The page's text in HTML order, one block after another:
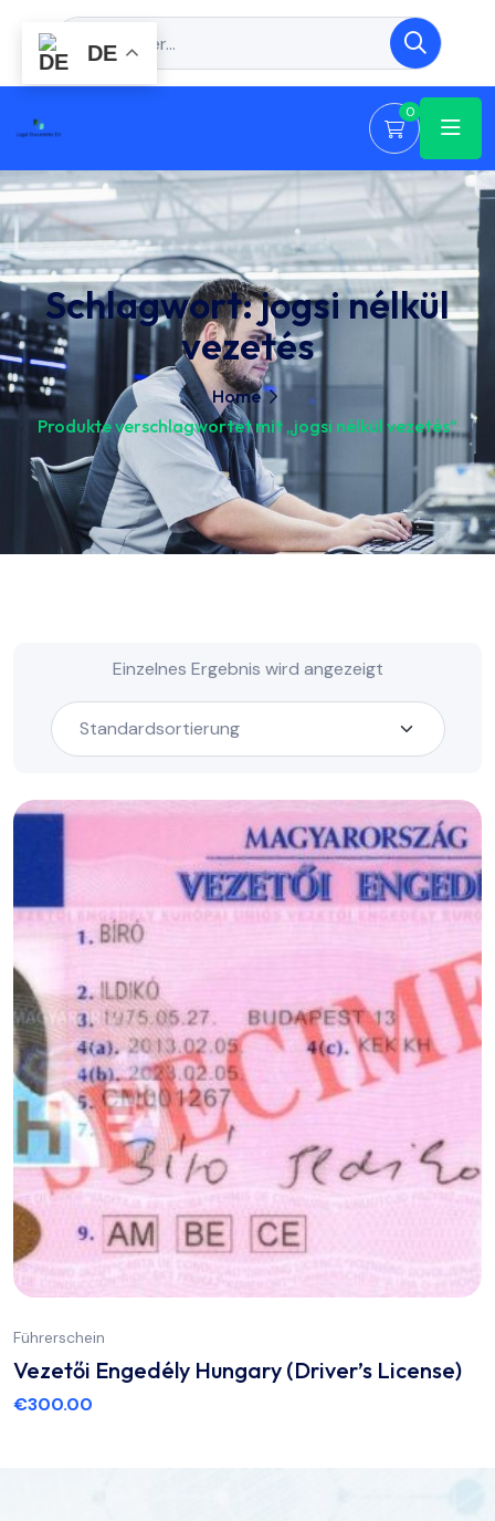
0
Schlagwort:jogsi nélkül
vezetés
Home
Produkte verschlagwortet mit „jogsi nélkül vezetés“
Einzelnes Ergebnis wird angezeigt
Führerschein
Vezetői Engedély Hungary (Driver’s License)
€300.00
DE